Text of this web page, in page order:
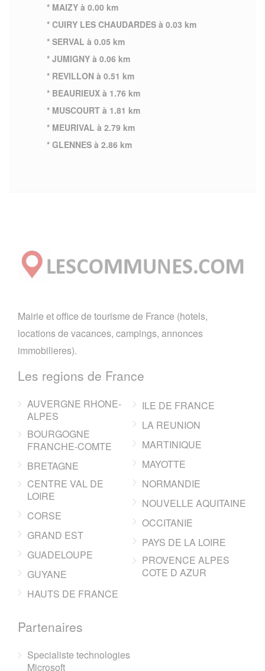
* MAIZY à 0.00 km
* CUIRY LES CHAUDARDES à 0.03 km
* SERVAL à 0.05 km
* JUMIGNY à 0.06 km
* REVILLON à 0.51 km
* BEAURIEUX à 1.76 km
* MUSCOURT à 1.81 km
* MEURIVAL à 2.79 km
* GLENNES à 2.86 km
Mairie et office de tourisme de France (hotels,
locations de vacances, campings, annonces
immobilieres).
Les regions de France
AUVERGNE RHONE-
ALPES
BOURGOGNE
FRANCHE-COMTE
BRETAGNE
CENTRE VAL DE
LOIRE
CORSE
GRAND EST
GUADELOUPE
GUYANE
HAUTS DE FRANCE
ILE DE FRANCE
LA REUNION
MARTINIQUE
MAYOTTE
NORMANDIE
NOUVELLE AQUITAINE
OCCITANIE
PAYS DE LA LOIRE
PROVENCE ALPES
COTE D AZUR
Partenaires
Specialiste technologies
Microsoft